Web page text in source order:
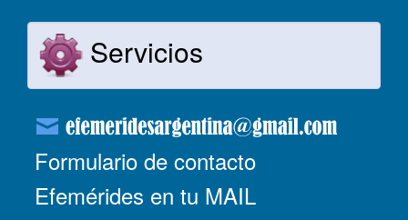
Servicios
Formulario de contacto
Efemérides en tu MAIL